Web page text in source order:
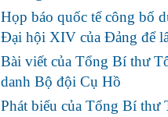
Họp báo quốc tế công bố
Đại hội XIV của Đảng để
Bài viết của Tổng Bí thư
danh Bộ đội Cụ Hồ
Phát biểu của Tổng Bí thư